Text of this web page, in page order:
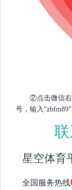
②点击微信右上
号，输入
星空体育
全国服务热线